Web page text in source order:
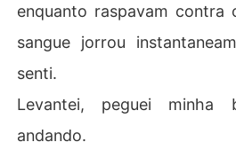
enquanto raspavam contra
sangue jorrou
senti.
Levantei, peguei minha
andando.